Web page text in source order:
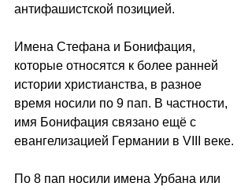
антифашистской позицией.
Имена Стефана и Бонифация,
которые относятся к более ранней
истории христианства, в разное
время носили по 9 пап. В частности,
имя Бонифация связано ещё с
евангелизацией Германии в VIII веке.
По 8 пап носили имена Урбана или